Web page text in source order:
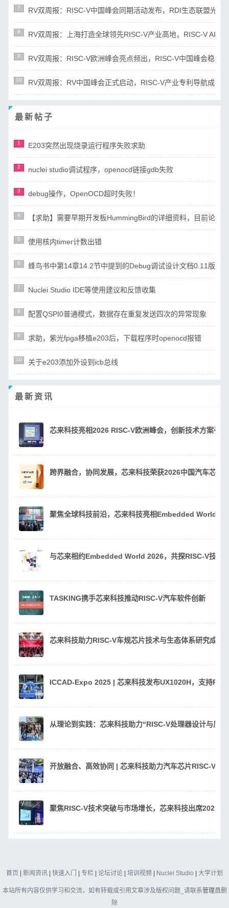
7 RV双周报：RISC-V中国峰会同期活动发布，RDI生态联盟光谷
8 RV双周报：上海打造全球领先RISC-V产业高地，RISC-V AI指
9 RV双周报：RISC-V欧洲峰会亮点频出，RISC-V中国峰会稳步
10 RV双周报：RV中国峰会正式启动，RISC-V产业专利导航成果
最新帖子
1 E203突然出现烧录运行程序失败求助
2 nuclei studio调试程序，openocd链接gdb失败
3 debug操作，OpenOCD超时失败！
4 【求助】需要早期开发板HummingBird的详细资料，目前论坛
5 使用核内timer计数出错
6 蜂鸟书中第14章14.2节中提到的Debug调试设计文档0.11版（
7 Nuclei Studio IDE等使用建议和反馈收集
8 配置QSPI0普通模式，数据存在重复发送四次的异常现象
9 求助，紫光fpga移植e203后，下载程序时openocd报错
10 关于e203添加外设到icb总线
最新资讯
芯来科技亮相2026 RISC-V欧洲峰会，创新技术方案引
跨界融合，协同发展，芯来科技荣获2026中国汽车芯片
聚焦全球科技前沿，芯来科技亮相Embedded World
与芯来相约Embedded World 2026，共探RISC-V技术
TASKING携手芯来科技推动RISC-V汽车软件创新
芯来科技助力RISC-V车规芯片技术与生态体系研究成果
ICCAD-Expo 2025 | 芯来科技发布UX1020H，支持
从理论到实践：芯来科技助力“RISC-V处理器设计与质
开放融合、高效协同 | 芯来科技助力汽车芯片RISC-V生
聚焦RISC-V技术突破与市场增长，芯来科技出席2025
首页 新闻资讯 快速入门 专栏 论坛讨论 培训视频 Nuclei Studio 大学计划
本站所有内容仅供学习和交流，如有转载或引用文章涉及版权问题_请联系管理员删
除